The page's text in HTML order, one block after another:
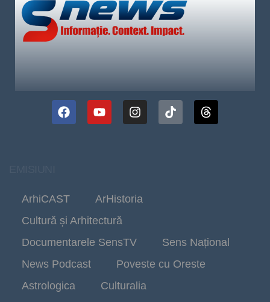
ArhiCAST
ArHistoria
Cultură și Arhitectură
Documentarele SensTV
Sens Național
News Podcast
Poveste cu Oreste
Astrologica
Culturalia